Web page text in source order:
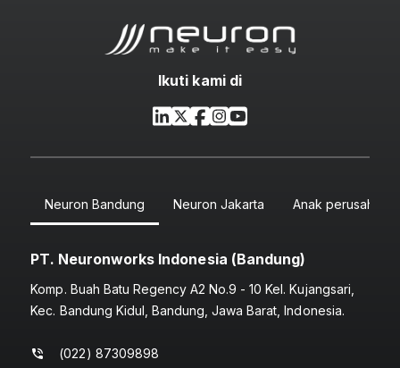
Ikuti kami di
Neuron Bandung Neuron Jakarta Anak perusahaan
PT. Neuronworks Indonesia (Bandung)
Komp. Buah Batu Regency A2 No.9 - 10 Kel. Kujangsari,
Kec. Bandung Kidul, Bandung, Jawa Barat, Indonesia.
(022) 87309898